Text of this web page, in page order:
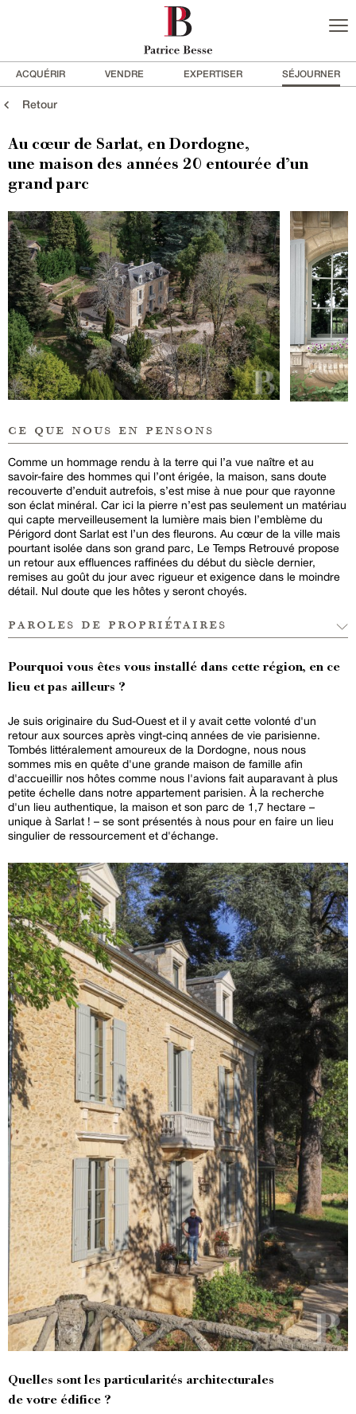
ACQUÉRIR VENDRE EXPERTISER SÉJOURNER
Retour
Au cœur de Sarlat, en Dordogne,
une maison des années 20 entourée d’un
grand parc
ce que nous en pensons
Comme un hommage rendu à la terre qui l’a vue naître et au
savoir-faire des hommes qui l’ont érigée, la maison, sans doute
recouverte d’enduit autrefois, s’est mise à nue pour que rayonne
son éclat minéral. Car ici la pierre n’est pas seulement un matériau
qui capte merveilleusement la lumière mais bien l’emblème du
Périgord dont Sarlat est l’un des fleurons. Au cœur de la ville mais
pourtant isolée dans son grand parc, Le Temps Retrouvé propose
un retour aux effluences raffinées du début du siècle dernier,
remises au goût du jour avec rigueur et exigence dans le moindre
détail. Nul doute que les hôtes y seront choyés.
paroles de propriétaires
Pourquoi vous êtes vous installé dans cette région, en ce
lieu et pas ailleurs ?
Je suis originaire du Sud-Ouest et il y avait cette volonté d'un
retour aux sources après vingt-cinq années de vie parisienne.
Tombés littéralement amoureux de la Dordogne, nous nous
sommes mis en quête d'une grande maison de famille afin
d'accueillir nos hôtes comme nous l'avions fait auparavant à plus
petite échelle dans notre appartement parisien. À la recherche
d'un lieu authentique, la maison et son parc de 1,7 hectare –
unique à Sarlat ! – se sont présentés à nous pour en faire un lieu
singulier de ressourcement et d'échange.
Quelles sont les particularités architecturales
de votre édifice ?